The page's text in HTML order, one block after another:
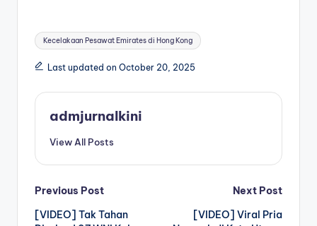
Tags:
Kecelakaan Pesawat Emirates di Hong Kong
Last updated on October 20, 2025
admjurnalkini
View All Posts
Post
Previous Post
[VIDEO] Tak Tahan
Next Post
[VIDEO] Viral Pria